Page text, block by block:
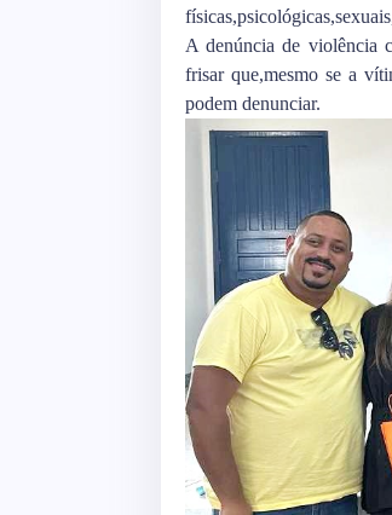
A denúncia de violência
frisar que,mesmo se a
podem denunciar.